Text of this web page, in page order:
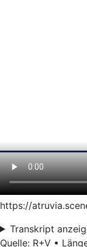
https://
Transkript
Quelle: R+V •